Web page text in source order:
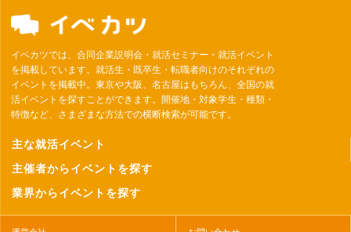
イベカツでは、合同企業説明会・就活セミナー・就活イベント
を掲載しています。就活生・既卒生・転職者向けのそれぞれの
イベントを掲載中。東京や大阪、名古屋はもちろん、全国の就
活イベントを探すことができます。開催地・対象学生・種類・
特徴など、さまざまな方法での横断検索が可能です。
主な就活イベント
主催者からイベントを探す
業界からイベントを探す